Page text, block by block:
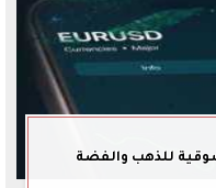
للذهب والفضة